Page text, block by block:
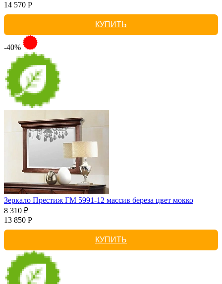
14 570 Р
КУПИТЬ
-40%
Зеркало Престиж ГМ 5991-12 массив береза цвет мокко
8 310 ₽
13 850 Р
КУПИТЬ